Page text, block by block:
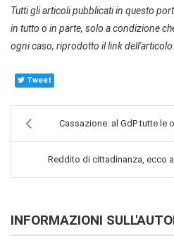
Tutti gli articoli pubblicati in questo
in tutto o in parte, solo a condizione
ogni caso, riprodotto il link dell'articolo.
Tweet
Cassazione: al GdP tutte le
Reddito di cittadinanza, ecco a
INFORMAZIONI